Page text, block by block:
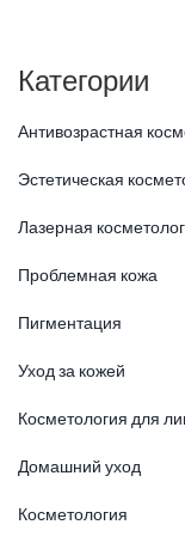
Категории
Антивозрастная
Эстетическая
Лазерная
Проблемная кожа
Пигментация
Уход за кожей
Косметология для
Домашний уход
Косметология